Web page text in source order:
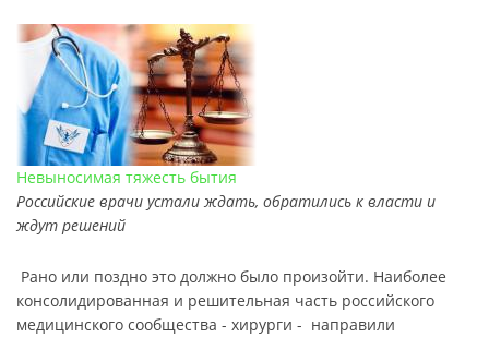
Невыносимая тяжесть бытия
Российские врачи устали ждать, обратились к власти и
ждут решений
Рано или поздно это должно было произойти. Наиболее
консолидированная и решительная часть российского
медицинского сообщества - хирурги - направили